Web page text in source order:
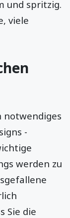
und spritzig.
viele
notwendiges
-
werden zu
Sie die